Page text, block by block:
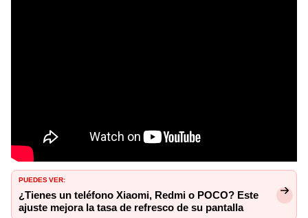
PUEDES VER:
¿Tienes un teléfono Xiaomi, Redmi o POCO? Este
ajuste mejora la tasa de refresco de su pantalla